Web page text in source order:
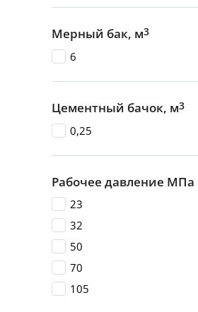
Мерный бак, м3
6
Цементный бачок, м3
0,25
Рабочее давление МПа
23
32
50
70
105